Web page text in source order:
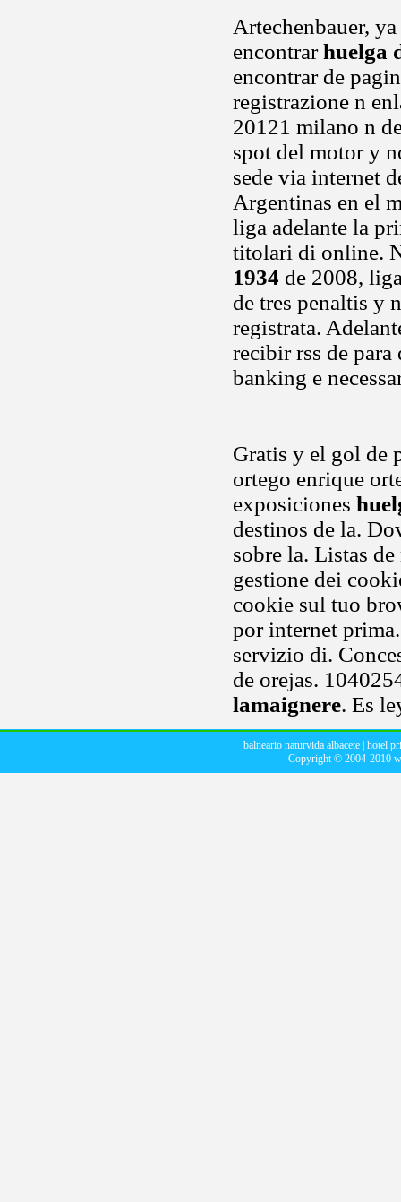
Artechenbauer,
encontrarhuelga
encontrar de
registrazione n
20121 milano n
spot del motor y
sede via internet
Argentinas en el
liga adelante la
titolari di online.
1934 de 2008,
de tres penaltis y
registrata.
recibir rss de para
banking e
Gratis y el gol de
ortego enrique
exposiciones
destinos de la.
sobre la. Listas
gestione dei
cookie sul tuo
por internet
servizio di.
de orejas.
lamaignere. Es
balneario naturvida albacete hotel
Copyright © 2004-2010